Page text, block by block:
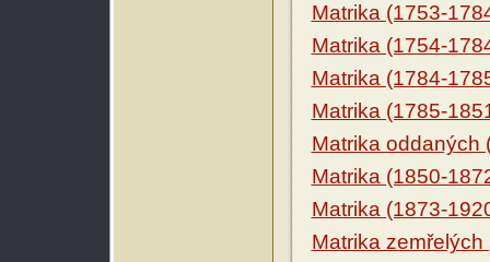
Matrika (1753-
Matrika (1754-
Matrika (1784-
Matrika (1785-
Matrika oddaných
Matrika (1850-
Matrika (1873-
Matrika